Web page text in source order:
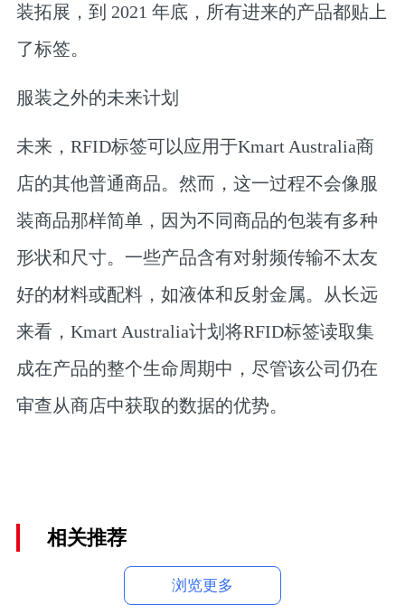
装拓展，到 2021 年底，所有进来的产品都贴上
了标签。
服装之外的未来计划
未来，RFID标签可以应用于Kmart Australia商
店的其他普通商品。然而，这一过程不会像服
装商品那样简单，因为不同商品的包装有多种
形状和尺寸。一些产品含有对射频传输不太友
好的材料或配料，如液体和反射金属。从长远
来看，Kmart Australia计划将RFID标签读取集
成在产品的整个生命周期中，尽管该公司仍在
审查从商店中获取的数据的优势。
相关推荐
浏览更多